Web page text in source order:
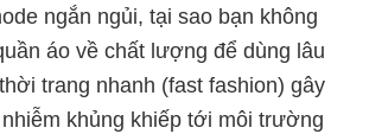
ngắn ngủi, tại sao bạn không
áo về chất lượng để dùng lâu
trang nhanh (fast fashion) gây
khủng khiếp tới môi trường